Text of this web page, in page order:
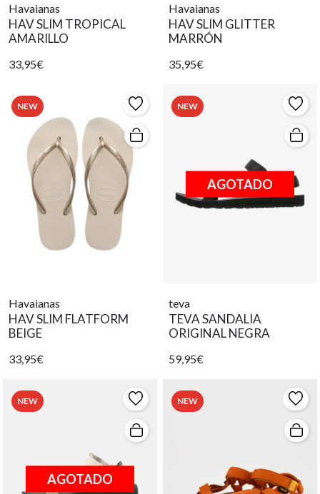
Havaianas
HAV SLIM TROPICAL
AMARILLO
33,95€
Havaianas
HAV SLIM GLITTER
MARRÓN
35,95€
NEW
Havaianas
HAV SLIM FLATFORM
BEIGE
33,95€
NEW
AGOTADO
teva
TEVA SANDALIA
ORIGINAL NEGRA
59,95€
NEW
AGOTADO
NEW